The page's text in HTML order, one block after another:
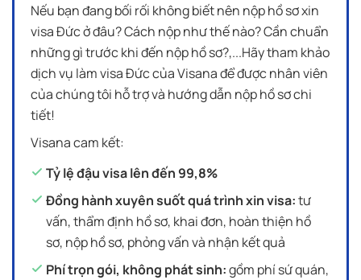
Nếu bạn đang bối rối không biết nên nộp hồ sơ xin
visa Đức ở đâu? Cách nộp như thế nào? Cần chuẩn
những gì trước khi đến nộp hồ sơ?,...Hãy tham khảo
dịch vụ làm visa Đức của Visana để được nhân viên
của chúng tôi hỗ trợ và hướng dẫn nộp hồ sơ chi
tiết!
Visana cam kết:
Tỷ lệ đậu visa lên đến 99,8%
Đồng hành xuyên suốt quá trình xin visa:tư
vấn, thẩm định hồ sơ, khai đơn, hoàn thiện hồ
sơ, nộp hồ sơ, phỏng vấn và nhận kết quả
Phí trọn gói, không phát sinh:gồm phí sứ quán,